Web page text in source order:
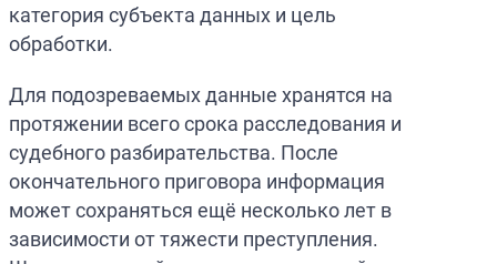
категория субъекта данных и цель
обработки.
Для подозреваемых данные хранятся на
протяжении всего срока расследования и
судебного разбирательства. После
окончательного приговора информация
может сохраняться ещё несколько лет в
зависимости от тяжести преступления.